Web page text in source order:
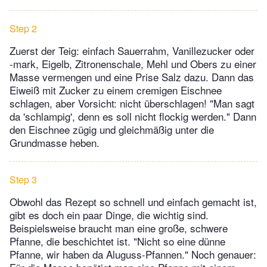
Step 2
Zuerst der Teig: einfach Sauerrahm, Vanillezucker oder
-mark, Eigelb, Zitronenschale, Mehl und Obers zu einer
Masse vermengen und eine Prise Salz dazu. Dann das
Eiweiß mit Zucker zu einem cremigen Eischnee
schlagen, aber Vorsicht: nicht überschlagen! "Man sagt
da 'schlampig', denn es soll nicht flockig werden." Dann
den Eischnee zügig und gleichmäßig unter die
Grundmasse heben.
Step 3
Obwohl das Rezept so schnell und einfach gemacht ist,
gibt es doch ein paar Dinge, die wichtig sind.
Beispielsweise braucht man eine große, schwere
Pfanne, die beschichtet ist. "Nicht so eine dünne
Pfanne, wir haben da Aluguss-Pfannen." Noch genauer: